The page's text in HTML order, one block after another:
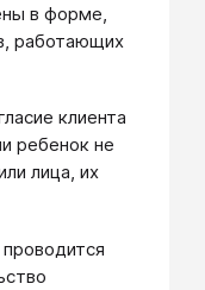
в форме,
работающих
клиента
ребенок не
лица, их